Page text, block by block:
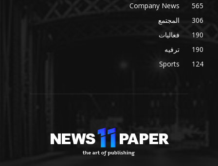
Company News
565
المجتمع
306
فعاليات
190
ترفيه
190
Sports
124